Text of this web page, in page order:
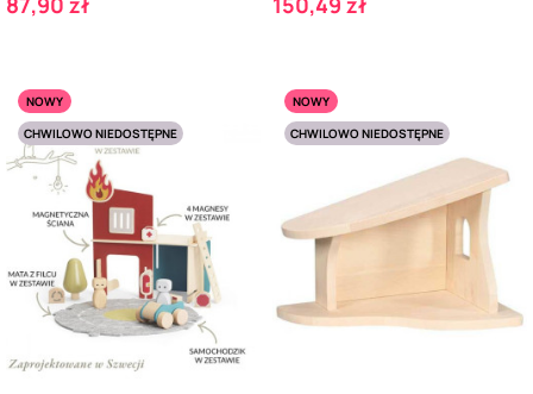
NOWY
CHWILOWO NIEDOSTĘPNE
NOWY
CHWILOWO NIEDOSTĘPNE